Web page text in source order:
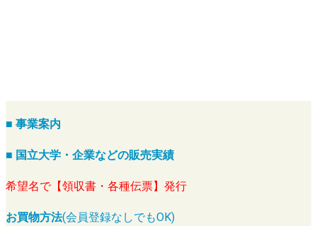
■ 事業案内
■ 国立大学・企業などの販売実績
希望名で【領収書・各種伝票】発行
お買物方法(会員登録なしでもOK)